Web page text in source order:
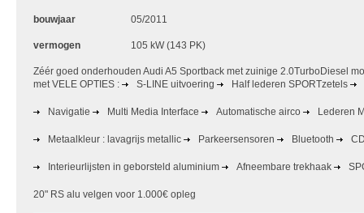
bouwjaar 05/2011
vermogen 105 kW (143 PK)
Zéér goed onderhouden Audi A5 Sportback met zuinige 2.0TurboDiesel
met VELE OPTIES :
S-LINE uitvoering Half lederen SPORTzetels
Navigatie Multi Media Interface Automatische airco Lederen
Metaalkleur : lavagrijs metallic Parkeersensoren Bluetooth
Interieurlijsten in geborsteld aluminium Afneembare trekhaak
20" RS alu velgen voor 1.000€ opleg